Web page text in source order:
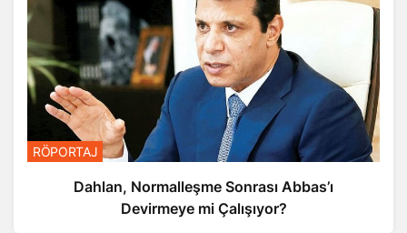
RÖPORTAJ
Dahlan, Normalleşme Sonrası Abbas’ı
Devirmeye mi Çalışıyor?